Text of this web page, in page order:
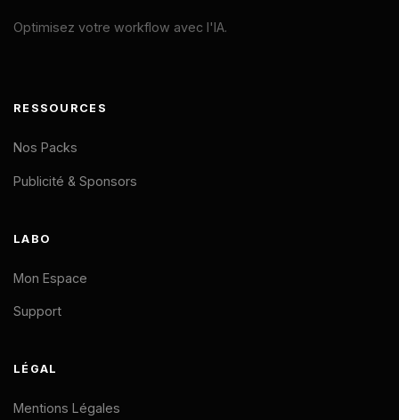
Optimisez votre workflow avec l'IA.
RESSOURCES
Nos Packs
Publicité & Sponsors
LABO
Mon Espace
Support
LÉGAL
Mentions Légales